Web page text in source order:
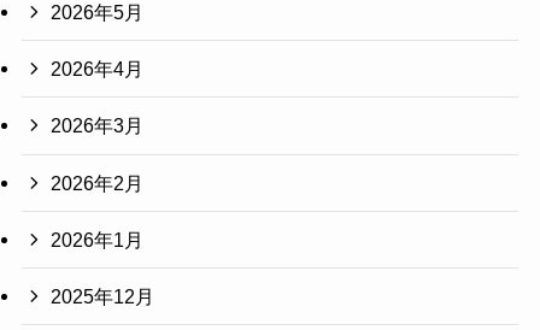
2026年5月
2026年4月
2026年3月
2026年2月
2026年1月
2025年12月